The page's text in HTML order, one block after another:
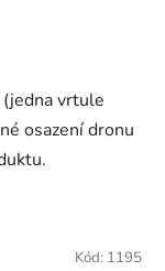
vrtule
osazení dronu
Kód: 1195